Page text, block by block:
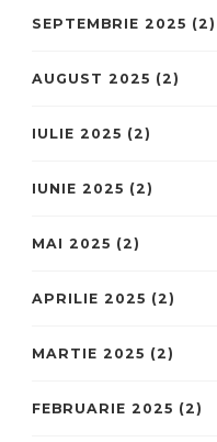
SEPTEMBRIE 2025 (2)
AUGUST 2025 (2)
IULIE 2025 (2)
IUNIE 2025 (2)
MAI 2025 (2)
APRILIE 2025 (2)
MARTIE 2025 (2)
FEBRUARIE 2025 (2)